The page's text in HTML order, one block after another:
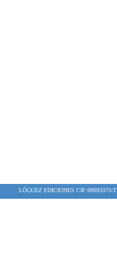
LÓGUEZ EDICIONES CIF:09693373-T